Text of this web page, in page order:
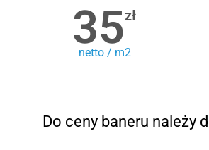
35zł
netto / m2
Do ceny baneru należy